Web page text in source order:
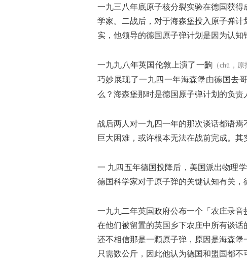
一九三八年底原子核分裂实验在德国获
学家。二战后，对于海森堡投入原子弹
实，他领导的德国原子弹计划是因为认知
一九九八年英国伦敦上演了一齣 （chū，
巧妙展现了一九四一年海森堡由德国去
么？海森堡那时是德国原子弹计划的负责
战后两人对一九四一年的那次谈话都语
巨大困难，或许根本无法在战前完成。其
一 九四五年德国投降后，美国派出物理
德国科学家对于原子弹的关键认知有关，
一九九二年英国政府公布一个「农庄录
在他们被留置的英国乡下农庄中所有谈
还不相信那是一颗原子弹，原因是海森
只需数公斤，因此他认为德国和盟国都